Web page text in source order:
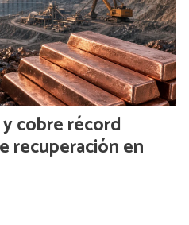
cobre récord
recuperación en